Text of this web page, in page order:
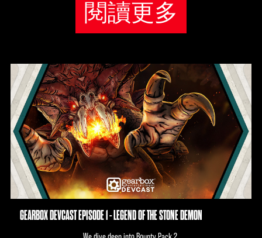
閱讀更多
GEARBOX DEVCAST EPISODE 1 - LEGEND OF THE STONE DEMON